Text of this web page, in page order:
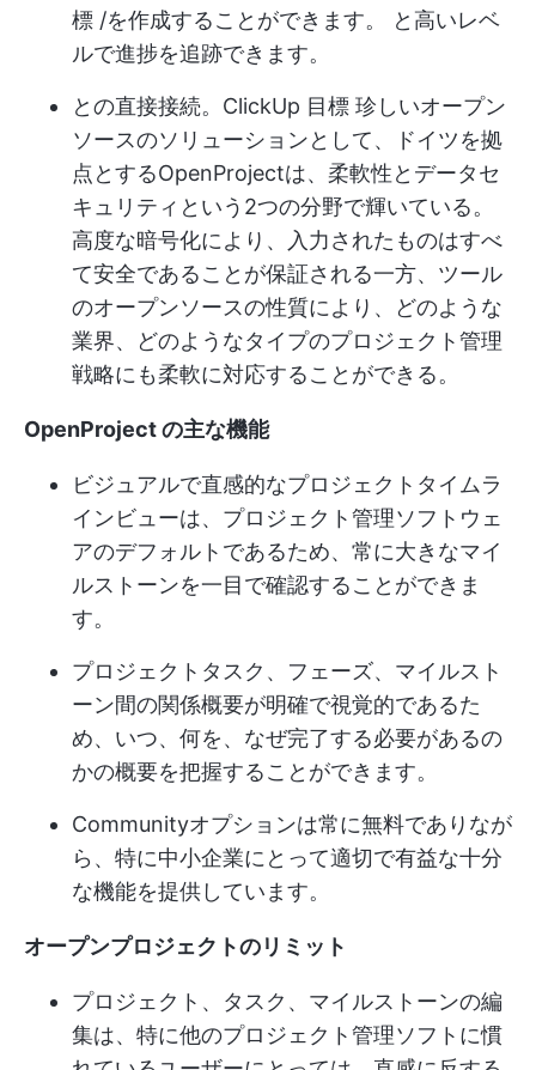
標 /を作成することができます。 と高いレベ
ルで進捗を追跡できます。
との直接接続。 ClickUp 目標 珍しいオープン
ソースのソリューションとして、ドイツを拠
点とするOpenProjectは、柔軟性とデータセ
キュリティという2つの分野で輝いている。
高度な暗号化により、入力されたものはすべ
て安全であることが保証される一方、ツール
のオープンソースの性質により、どのような
業界、どのようなタイプのプロジェクト管理
戦略にも柔軟に対応することができる。
OpenProject の主な機能
ビジュアルで直感的なプロジェクトタイムラ
インビューは、プロジェクト管理ソフトウェ
アのデフォルトであるため、常に大きなマイ
ルストーンを一目で確認することができま
す。
プロジェクトタスク、フェーズ、マイルスト
ーン間の関係概要が明確で視覚的であるた
め、いつ、何を、なぜ完了する必要があるの
かの概要を把握することができます。
Communityオプションは常に無料でありなが
ら、特に中小企業にとって適切で有益な十分
な機能を提供しています。
オープンプロジェクトのリミット
プロジェクト、タスク、マイルストーンの編
集は、特に他のプロジェクト管理ソフトに慣